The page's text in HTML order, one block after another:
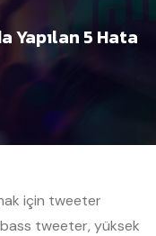
Yapılan 5 Hata
için tweeter
tweeter, yüksek